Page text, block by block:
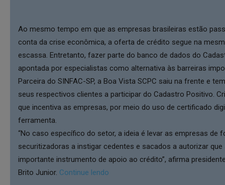
Ao mesmo tempo em que as empresas brasileiras estão
conta da crise econômica, a oferta de crédito segue na
escassa. Entretanto, fazer parte do banco de dados do
apontada por especialistas como alternativa às barreiras
Parceira do SINFAC-SP, a Boa Vista SCPC saiu na frente e
seus respectivos clientes a participar do Cadastro Positivo.
que incentiva as empresas, por meio do uso de certificado
ferramenta.
“No caso específico do setor, a ideia é levar as empresas de
securitizadoras a instigar cedentes e sacados a autorizar
importante instrumento de apoio ao crédito”, afirma
Brito Junior. Continue lendo